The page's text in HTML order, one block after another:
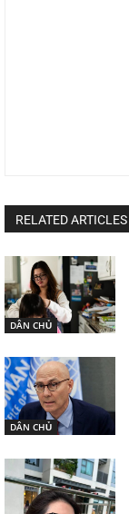
RELATED ARTICLES
DÂN CHỦ
DÂN CHỦ